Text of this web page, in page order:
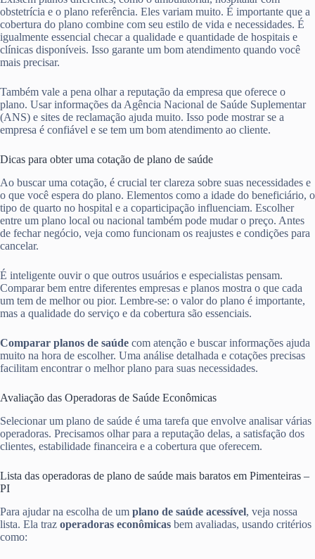
obstetrícia e o plano referência. Eles variam muito. É importante que a
cobertura do plano combine com seu estilo de vida e necessidades. É
igualmente essencial checar a qualidade e quantidade de hospitais e
clínicas disponíveis. Isso garante um bom atendimento quando você
mais precisar.
Também vale a pena olhar a reputação da empresa que oferece o
plano. Usar informações da Agência Nacional de Saúde Suplementar
(ANS) e sites de reclamação ajuda muito. Isso pode mostrar se a
empresa é confiável e se tem um bom atendimento ao cliente.
Dicas para obter uma cotação de plano de saúde
Ao buscar uma cotação, é crucial ter clareza sobre suas necessidades e
o que você espera do plano. Elementos como a idade do beneficiário, o
tipo de quarto no hospital e a coparticipação influenciam. Escolher
entre um plano local ou nacional também pode mudar o preço. Antes
de fechar negócio, veja como funcionam os reajustes e condições para
cancelar.
É inteligente ouvir o que outros usuários e especialistas pensam.
Comparar bem entre diferentes empresas e planos mostra o que cada
um tem de melhor ou pior. Lembre-se: o valor do plano é importante,
mas a qualidade do serviço e da cobertura são essenciais.
Comparar planos de saúde com atenção e buscar informações ajuda
muito na hora de escolher. Uma análise detalhada e cotações precisas
facilitam encontrar o melhor plano para suas necessidades.
Avaliação das Operadoras de Saúde Econômicas
Selecionar um plano de saúde é uma tarefa que envolve analisar várias
operadoras. Precisamos olhar para a reputação delas, a satisfação dos
clientes, estabilidade financeira e a cobertura que oferecem.
Lista das operadoras de plano de saúde mais baratos em Pimenteiras –
PI
Para ajudar na escolha de um plano de saúde acessível, veja nossa
lista. Ela traz operadoras econômicas bem avaliadas, usando critérios
como: